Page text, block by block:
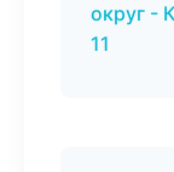
округ -
11